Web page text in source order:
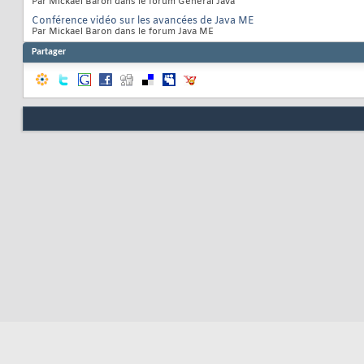
Conférence vidéo sur les avancées de Java ME
Par Mickael Baron dans le forum Java ME
Partager